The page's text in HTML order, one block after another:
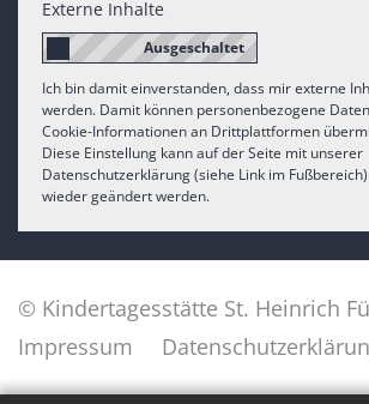
Externe Inhalte
Ich bin damit einverstanden, dass mir externe
werden. Damit können personenbezogene
Cookie-Informationen an Drittplattformen
Diese Einstellung kann auf der Seite mit unserer
Datenschutzerklärung (siehe Link im
wieder geändert werden.
© Kindertagesstätte St. Heinrich
Impressum